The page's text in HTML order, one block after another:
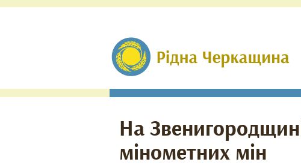
На
мінометних мін